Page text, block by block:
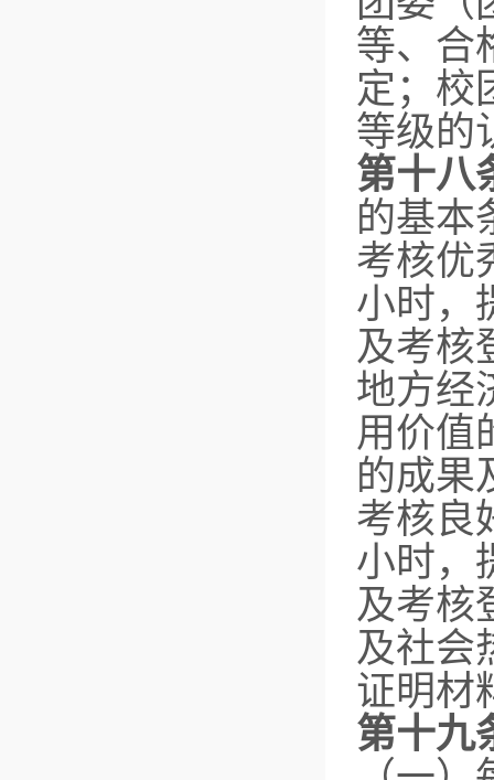
等、合
定；校
等级的
第十
的基本
考核优
小时，
及考核
地方经
用价值
的成果
考核良
小时，
及考核
及社会
证明材
第十九